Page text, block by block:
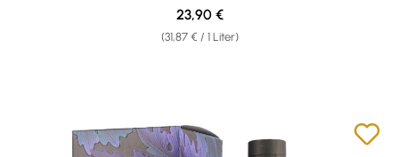
(31,87 € / 1 Liter)
Regulärer Preis:
23,90 €